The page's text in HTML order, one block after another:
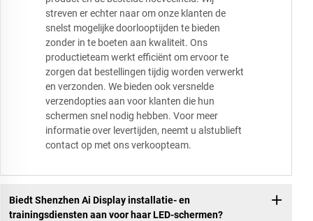
streven er echter naar om onze klanten de
snelst mogelijke doorlooptijden te bieden
zonder in te boeten aan kwaliteit. Ons
productieteam werkt efficiënt om ervoor te
zorgen dat bestellingen tijdig worden verwerkt
en verzonden. We bieden ook versnelde
verzendopties aan voor klanten die hun
schermen snel nodig hebben. Voor meer
informatie over levertijden, neemt u alstublieft
contact op met ons verkoopteam.
Biedt Shenzhen Ai Display installatie- en
trainingsdiensten aan voor haar LED-schermen?